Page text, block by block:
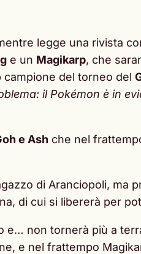
legge una rivista
e un Magikarp, che
campione del torneo del
il Pokémon è in
e Ash che nel
di Aranciopoli, ma
di cui si libererà per
e… non tornerà più a
e nel frattempo